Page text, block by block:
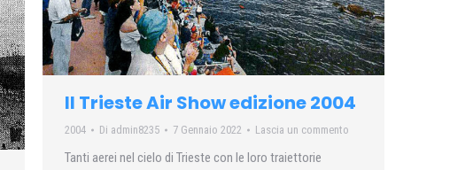
Il Trieste Air Show edizione 2004
2004 Di admin8235 7 Gennaio 2022 Lascia un commento
Tanti aerei nel cielo di Trieste con le loro traiettorie